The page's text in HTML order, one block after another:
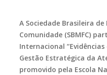
A Sociedade Brasileira
Comunidade (SBMFC)
Internacional
Gestão Estratégica da
promovido pela Escola